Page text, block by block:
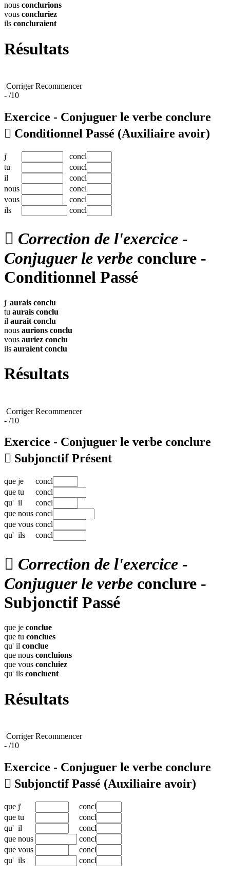
nous conclurions
vous concluriez
ils concluraient
Résultats
CorrigerRecommencer
- /10
Exercice - Conjuguer le verbe conclure
 Conditionnel Passé (Auxiliaire avoir)
j'
concl
tu
concl
il
concl
nous
concl
vous
concl
ils
concl
 Correction de l'exercice -
Conjuguer le verbe conclure -
Conditionnel Passé
j' aurais conclu
tu aurais conclu
il aurait conclu
nous aurions conclu
vous auriez conclu
ils auraient conclu
Résultats
CorrigerRecommencer
- /10
Exercice - Conjuguer le verbe conclure
 Subjonctif Présent
que je
concl
que tu
concl
qu' il
concl
que nous concl
que vous concl
qu' ils concl
 Correction de l'exercice -
Conjuguer le verbe conclure -
Subjonctif Passé
que je conclue
que tu conclues
qu' il conclue
que nous concluions
que vous concluiez
qu' ils concluent
Résultats
CorrigerRecommencer
- /10
Exercice - Conjuguer le verbe conclure
 Subjonctif Passé (Auxiliaire avoir)
que j'
concl
que tu
concl
qu' il
concl
que nous
concl
que vous
concl
qu' ils concl